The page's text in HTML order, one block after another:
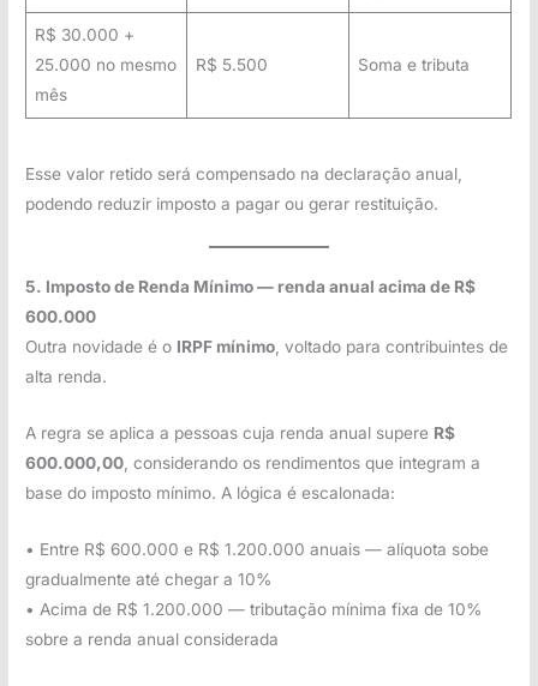
R$ 30.000 +
25.000 no mesmo
mês
R$ 5.500 Soma e tributa
Esse valor retido será compensado na declaração anual,
podendo reduzir imposto a pagar ou gerar restituição.
5. Imposto de Renda Mínimo — renda anual acima de R$
600.000
Outra novidade é o IRPF mínimo , voltado para contribuintes de
alta renda.
A regra se aplica a pessoas cuja renda anual supere R$
600.000,00 , considerando os rendimentos que integram a
base do imposto mínimo. A lógica é escalonada:
• Entre R$ 600.000 e R$ 1.200.000 anuais — alíquota sobe
gradualmente até chegar a 10%
• Acima de R$ 1.200.000 — tributação mínima fixa de 10%
sobre a renda anual considerada